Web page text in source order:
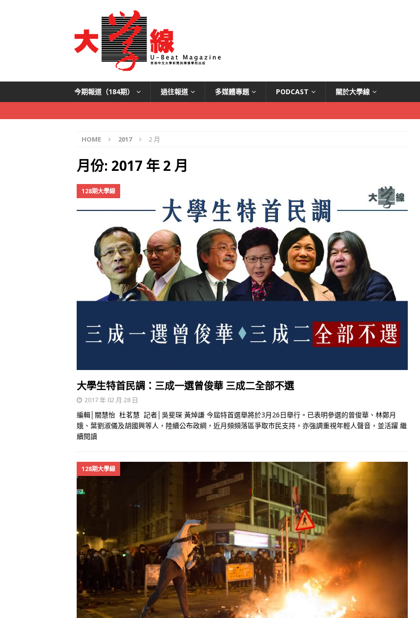
今期報道（184期） 過往報道 多媒體專題 PODCAST 關於大學線
HOME 2017 2 月
月份: 2017 年 2 月
128期大學線
大學生特首民調：三成一選曾俊華 三成二全部不選
2017 年 02 月 28 日
編輯│關慧怡 杜茗慧 記者│吳斐琛 黃焯謙 今屆特首選舉將於3月26日舉行。已表明參選的曾俊華、林鄭月
娥、葉劉淑儀及胡國興等人，陸續公布政綱，近月頻頻落區爭取市民支持，亦強調重視年輕人聲音，並活躍 繼
續閱讀
128期大學線